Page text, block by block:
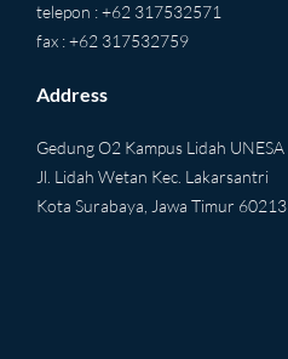
telepon : +62 317532571
fax : +62 317532759
Address
Gedung O2 Kampus Lidah UNESA
Jl. Lidah Wetan Kec. Lakarsantri
Kota Surabaya, Jawa Timur 60213